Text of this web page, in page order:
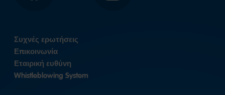
Συχνές ερωτήσεις
Επικοινωνία
Εταιρική ευθύνη
Whistleblowing System